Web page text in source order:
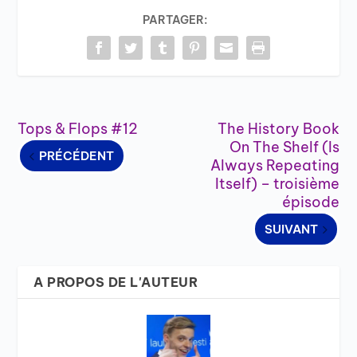
PARTAGER:
Tops & Flops #12
PRÉCÉDENT
The History Book
On The Shelf (Is
Always Repeating
Itself) – troisième
épisode
SUIVANT
A PROPOS DE L'AUTEUR